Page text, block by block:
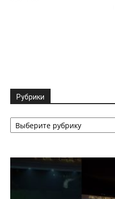
Рубрики
Рубрики